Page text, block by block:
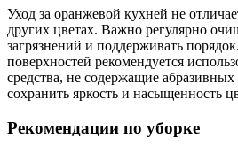
Уход за оранжевой кухней не
других цветах. Важно регулярно
загрязнений и поддерживать
поверхностей рекомендуется
средства, не содержащие
сохранить яркость и насыщенность
Рекомендации по уборке